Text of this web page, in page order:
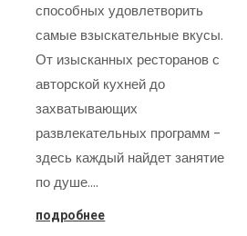
способных удовлетворить
самые взыскательные вкусы.
От изысканных ресторанов с
авторской кухней до
захватывающих
развлекательных программ -
здесь каждый найдет занятие
по душе.…
подробнее